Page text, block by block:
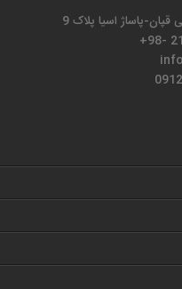
پاساژ اسیا پلاک 9